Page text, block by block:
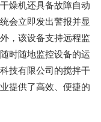
燥机还具备故障自动
会立即发出警报并显
，该设备支持远程监
时随地监控设备的运
技有限公司的搅拌干
提供了高效、便捷的